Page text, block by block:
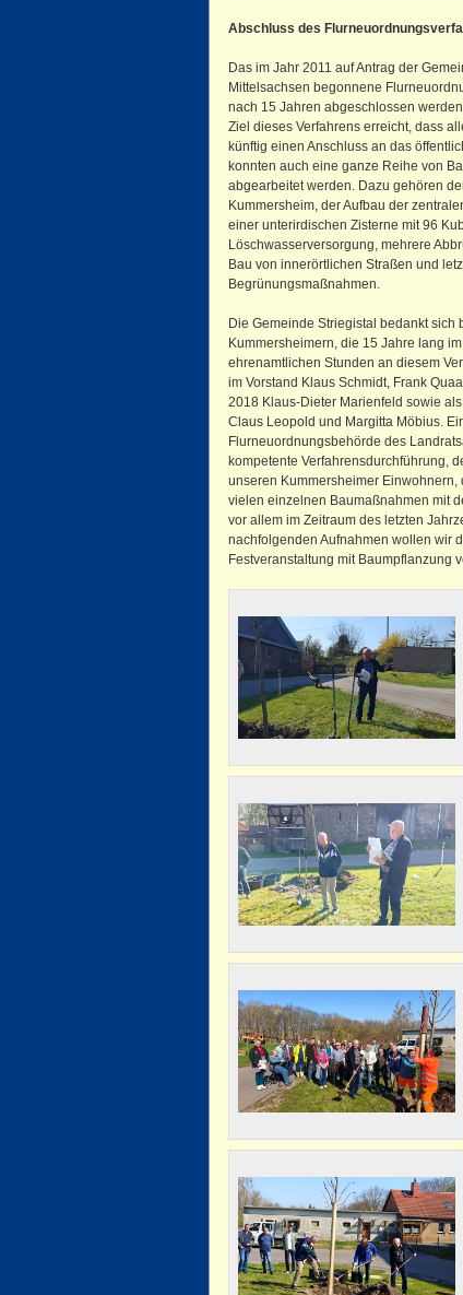
Abschluss des
Das im Jahr 2011 auf Antrag der
Mittelsachsen begonnene
nach 15 Jahren abgeschlossen
Ziel dieses Verfahrens erreicht, dass
künftig einen Anschluss an das
konnten auch eine ganze Reihe von
abgearbeitet werden. Dazu gehören
Kummersheim, der Aufbau der
einer unterirdischen Zisterne mit 96
Löschwasserversorgung, mehrere
Bau von innerörtlichen Straßen und
Begrünungsmaßnahmen.
Die Gemeinde Striegistal bedankt sich
Kummersheimern, die 15 Jahre lang
ehrenamtlichen Stunden an diesem
im Vorstand Klaus Schmidt, Frank
2018 Klaus-Dieter Marienfeld sowie
Claus Leopold und Margitta Möbius.
Flurneuordnungsbehörde des
kompetente Verfahrensdurchführung,
unseren Kummersheimer
vielen einzelnen Baumaßnahmen mit
vor allem im Zeitraum des letzten
nachfolgenden Aufnahmen wollen wir
Festveranstaltung mit Baumpflanzung